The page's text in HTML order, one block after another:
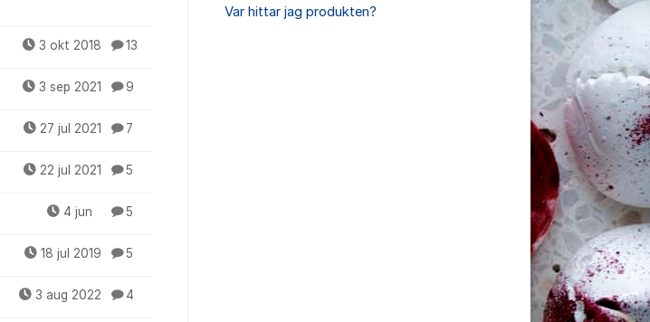
3 okt 2018 13
3 sep 2021 9
27 jul 2021 7
22 jul 2021 5
4 jun 5
18 jul 2019 5
3 aug 2022 4
Var hittar jag produkten?